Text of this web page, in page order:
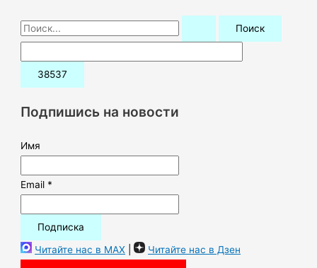
П
о
и
:Подпишись на новости
Имя
Email *
Читайте нас в MAX | Читайте нас в Дзен